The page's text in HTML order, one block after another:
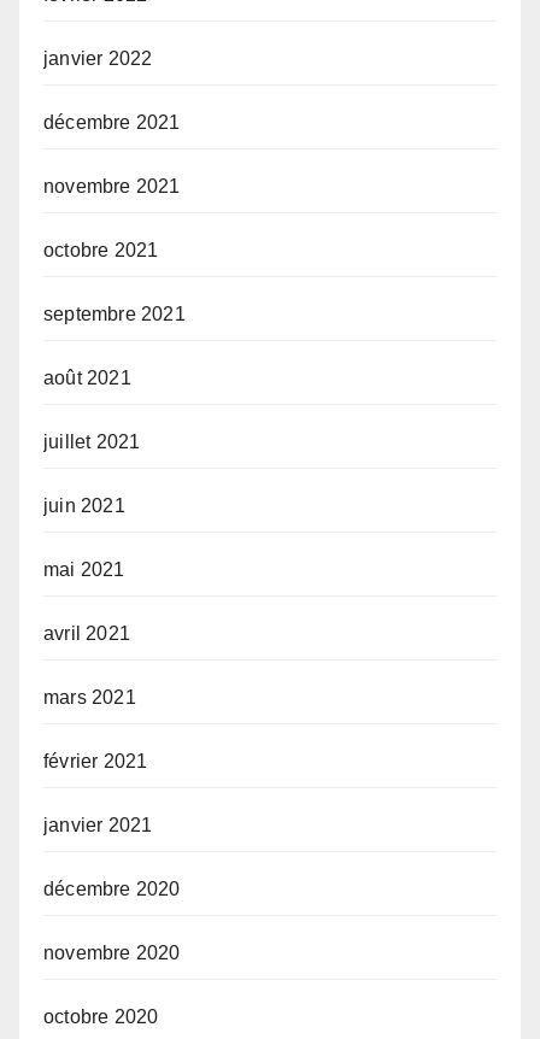
janvier 2022
décembre 2021
novembre 2021
octobre 2021
septembre 2021
août 2021
juillet 2021
juin 2021
mai 2021
avril 2021
mars 2021
février 2021
janvier 2021
décembre 2020
novembre 2020
octobre 2020